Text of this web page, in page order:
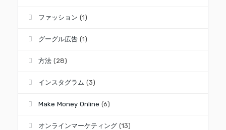
ファッション (1)
グーグル広告 (1)
方法 (28)
インスタグラム (3)
Make Money Online (6)
オンラインマーケティング (13)